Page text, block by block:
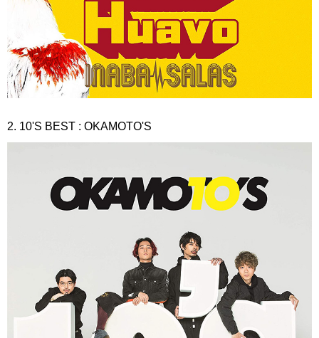
2. 10'S BEST : OKAMOTO'S